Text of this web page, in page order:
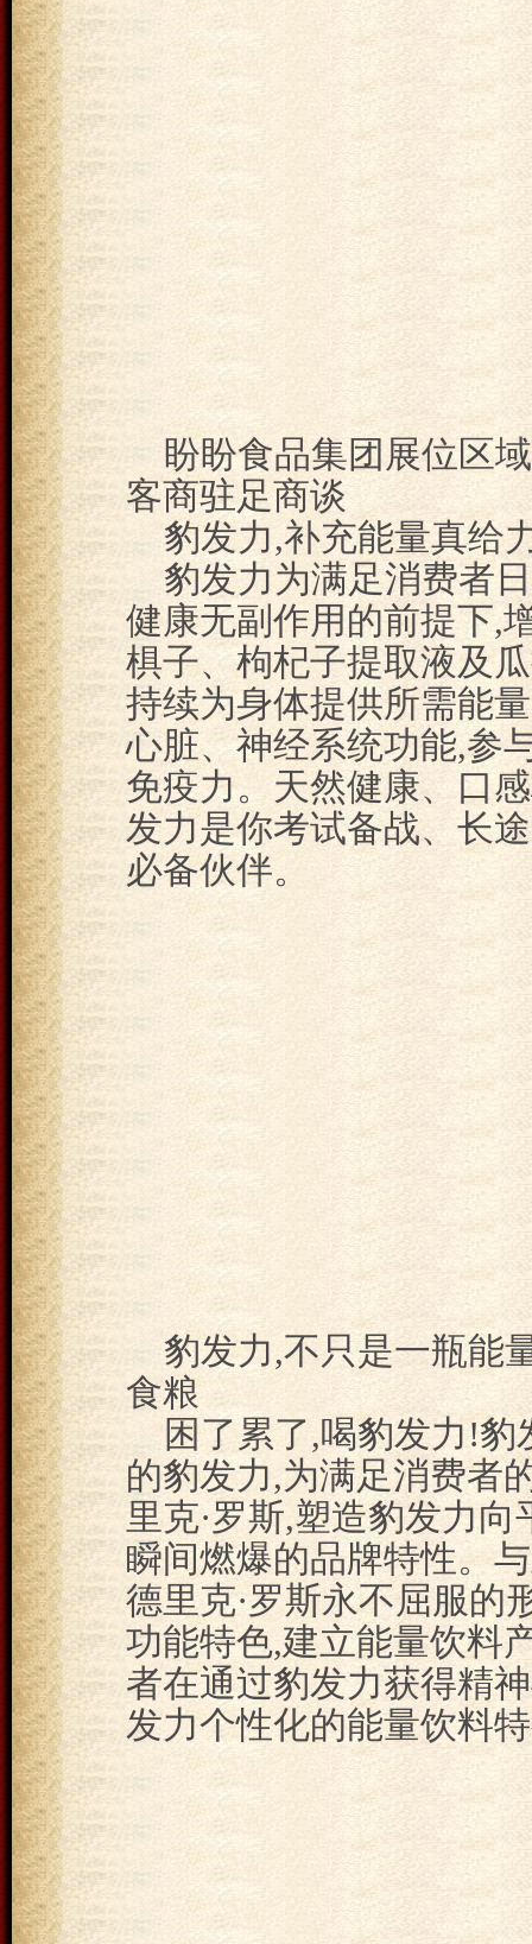
盼盼食品集团展位区
客商驻足商谈
豹发力,补充能量真给
豹发力为满足消费者
健康无副作用的前提下,
椇子、枸杞子提取液及
持续为身体提供所需能
心脏、神经系统功能,参
免疫力。天然健康、口
发力是你考试备战、长
必备伙伴。
豹发力,不只是一瓶能
食粮
困了累了,喝豹发力!
的豹发力,为满足消费者
里克·罗斯,塑造豹发力
瞬间燃爆的品牌特性。
德里克·罗斯永不屈服的
功能特色,建立能量饮料
者在通过豹发力获得精
发力个性化的能量饮料